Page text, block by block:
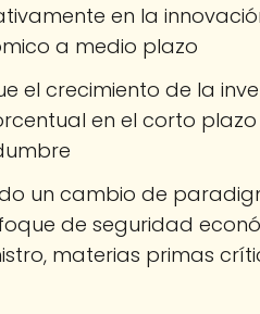
en la
a medio plazo
el crecimiento de la
en el corto
un cambio de
de seguridad
materias primas